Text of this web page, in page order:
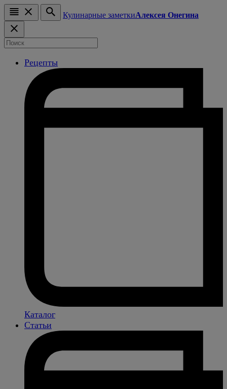
Кулинарные заметкиАлексея Онегина
Рецепты
Каталог
Статьи